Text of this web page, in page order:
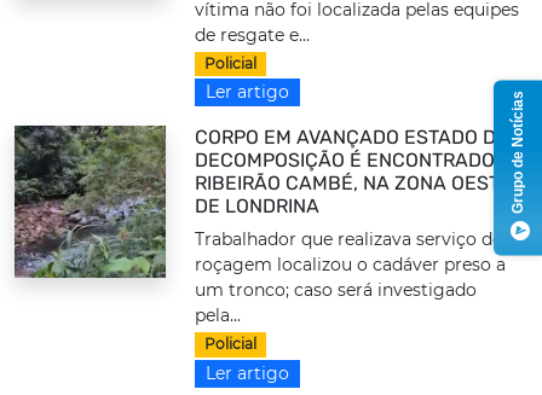
vítima não foi localizada pelas equipes
de resgate e...
Policial
Ler artigo
CORPO EM AVANÇADO ESTADO DE
DECOMPOSIÇÃO É ENCONTRADO NO
RIBEIRÃO CAMBÉ, NA ZONA OESTE
DE LONDRINA
Trabalhador que realizava serviço de
roçagem localizou o cadáver preso a
um tronco; caso será investigado
pela...
Policial
Ler artigo
Grupo de Notícias